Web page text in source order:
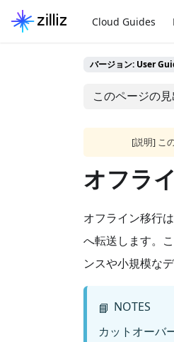
Cloud Guides
バージョン: User
このページの
[説明] こ
オフラ
オフライン移行
へ転送します。
ンスや小規模な
📘 NOTES
カットオーバ